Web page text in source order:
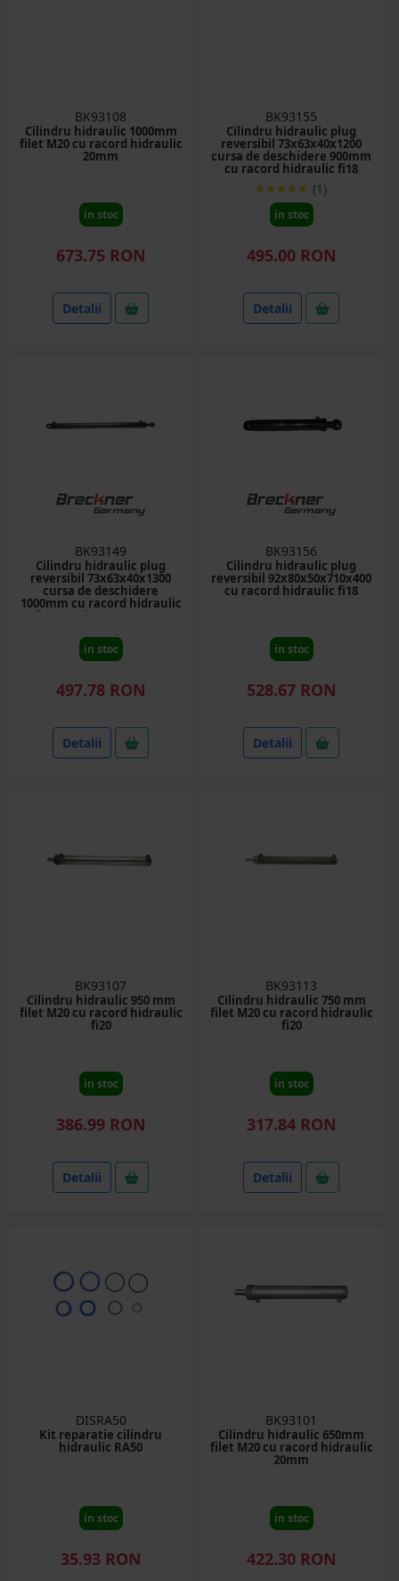
BK93108
Cilindru hidraulic 1000mm
filet M20 cu racord hidraulic
20mm
in stoc
673.75 RON
Detalii
BK93155
Cilindru hidraulic plug
reversibil 73x63x40x1200
cursa de deschidere 900mm
cu racord hidraulic fi18
(1)
in stoc
495.00 RON
Detalii
BK93149
Cilindru hidraulic plug
reversibil 73x63x40x1300
cursa de deschidere
1000mm cu racord hidraulic
fi18 Breckner Germany
in stoc
497.78 RON
Detalii
BK93156
Cilindru hidraulic plug
reversibil 92x80x50x710x400
cu racord hidraulic fi18
in stoc
528.67 RON
Detalii
BK93107
Cilindru hidraulic 950 mm
filet M20 cu racord hidraulic
fi20
in stoc
386.99 RON
Detalii
BK93113
Cilindru hidraulic 750 mm
filet M20 cu racord hidraulic
fi20
in stoc
317.84 RON
Detalii
DISRA50
Kit reparatie cilindru
hidraulic RA50
in stoc
35.93 RON
BK93101
Cilindru hidraulic 650mm
filet M20 cu racord hidraulic
20mm
in stoc
422.30 RON